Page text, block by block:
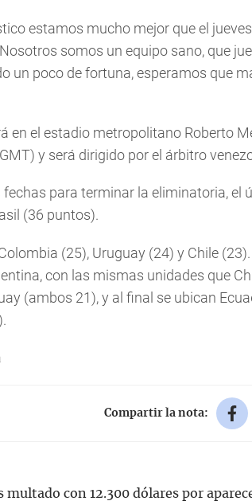
estamos mucho mejor que el
somos un equipo sano, que
un poco de fortuna, esperamos que
en el estadio metropolitano Roberto
y será dirigido por el árbitro
para terminar la eliminatoria, el
(36 puntos).
(25), Uruguay (24) y Chile
con las mismas unidades que
(ambos 21), y al final se ubican
Compartir la nota:
multado con 12.300 dólares por